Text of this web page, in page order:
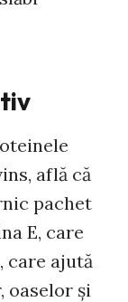
află că
pachet
E, care
care ajută
oaselor şi